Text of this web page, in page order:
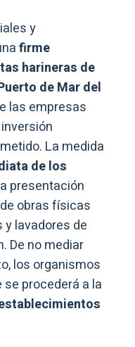
y
firme
harineras de
de Mar del
las empresas
La medida
de los
presentación
obras físicas
lavadores de
De no mediar
los organismos
procederá a la